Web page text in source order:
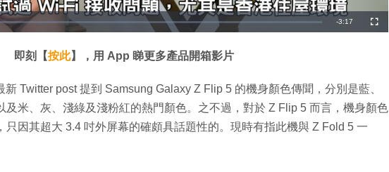
剩
間
-3:17
全
螢
即刻【按此】，用 App 睇更多產品開箱影片
Twitter post 提到 Samsung Galaxy Z Flip 5 的機身顏色傳聞，分別是藍、
及米、灰、淺綠及淺粉紅的熱門顏色。之不過，對於 Z Flip 5 而言，機身顏色
只因其超大 3.4 吋外屏幕的確頗具話題性的。現時有指此機與 Z Fold 5 一